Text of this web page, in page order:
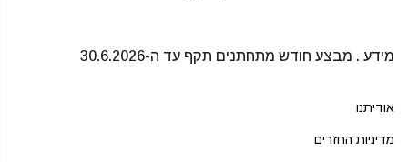
מידע . מבצע חודש מתחתנים תקף עד ה-30.6.2026
אודיתנו
מדיניות החזרים